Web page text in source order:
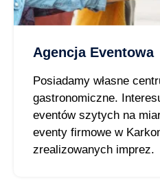
Agencja Eventowa
Posiadamy własne
gastronomiczne.
eventów szytych na
eventy firmowe w
zrealizowanych imprez.